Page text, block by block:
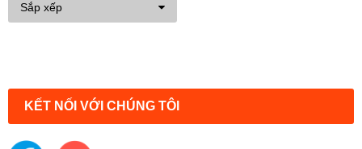
Sắp xếp
KẾT NỐI VỚI CHÚNG TÔI